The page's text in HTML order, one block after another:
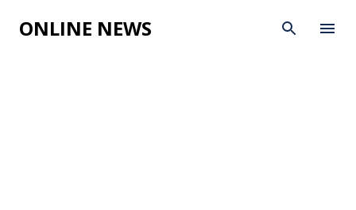
Skip to main content
ONLINE NEWS